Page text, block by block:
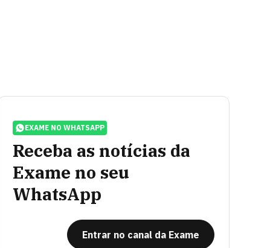
EXAME NO WHATSAPP
Receba as notícias da
Exame no seu
WhatsApp
Entrar no canal da Exame